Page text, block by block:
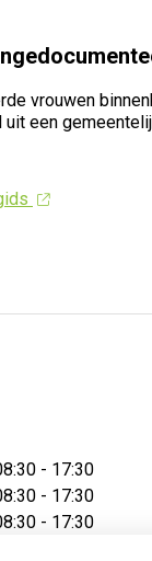
vrouwen
een
- 17:30
- 17:30
- 17:30